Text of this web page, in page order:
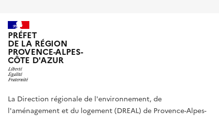
PRÉFET
DE LA RÉGION
PROVENCE-ALPES-
CÔTE D'AZUR
La Direction régionale de l'environnement, de
l'aménagement et du logement (DREAL) de Provence-Alpes-